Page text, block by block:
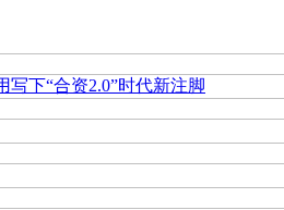
下“合资2.0”时代新注脚